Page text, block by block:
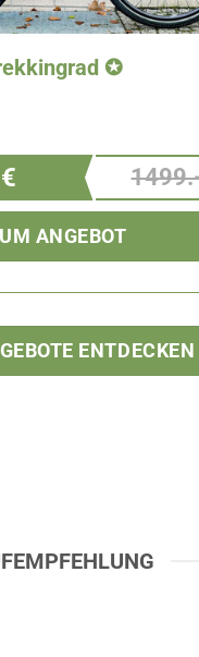
✪
ANGEBOT
ENTDECKEN